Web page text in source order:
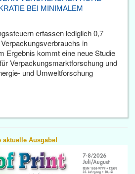
BEI MINIMALEM
erfassen lediglich 0,7
in
Ergebnis kommt eine neue Studie
Verpackungsmarktforschung und
und Umweltforschung
aktuelle Ausgabe!